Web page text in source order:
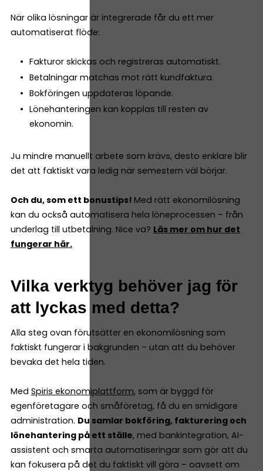
När olika lösningar är integrerade får du ett mer
automatiserat flöde:
Fakturor skickas och registreras automatiskt.
Betalningar matchas mot rätt kundfaktura.
Bokföringen uppdateras löpande.
Lönehanteringen kan kopplas till resten av
ekonomin.
Ju mindre manuellt arbete som krävs, desto enklare blir
det att faktiskt vara ledig när semestern väl börjar.
Och du, som ett bonustips! Med rätt ekonomilösning
kan du också automatisera hela löneprocessen – från
underlag till utbetalning. Nice va? Läs mer om hur det
fungerar här.
Vilka verktyg behöver jag för
att lyckas med detta?
Alla steg ovan förutsätter en ekonomilösning som
faktiskt fungerar i bakgrunden – utan att du behöver
bevaka det hela tiden.
Med Spiris ekonomiplattform, som är byggd för
egenföretagare och småföretag, få du en smidigare
administration. Du samlar bokföring, fakturering och
lönehantering på ett ställe, med bankintegration, AI-
assistent och smarta automatiseringar som gör att du
kan fokusera på det du faktiskt vill göra – oavsett om